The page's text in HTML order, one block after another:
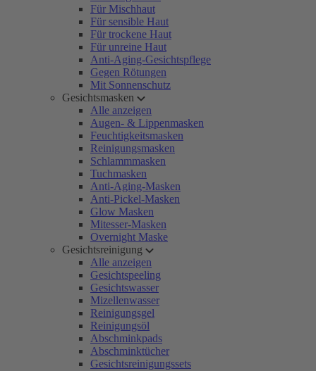
Für Mischhaut
Für sensible Haut
Für trockene Haut
Für unreine Haut
Anti-Aging-Gesichtspflege
Gegen Rötungen
Mit Sonnenschutz
Gesichtsmasken
Alle anzeigen
Augen- & Lippenmasken
Feuchtigkeitsmasken
Reinigungsmasken
Schlammmasken
Tuchmasken
Anti-Aging-Masken
Anti-Pickel-Masken
Glow Masken
Mitesser-Masken
Overnight Maske
Gesichtsreinigung
Alle anzeigen
Gesichtspeeling
Gesichtswasser
Mizellenwasser
Reinigungsgel
Reinigungsöl
Abschminkpads
Abschminktücher
Gesichtsreinigungssets